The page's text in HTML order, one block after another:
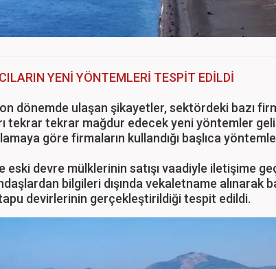
YENİ YÖNTEMLERİ TESPİT EDİLDİ
dönemde ulaşan şikayetler, sektördeki bazı
tekrar tekrar mağdur edecek yeni yöntemler
göre firmaların kullandığı başlıca
eski devre mülklerinin satışı vaadiyle iletişime
bilgileri dışında vekaletname alınarak
devirlerinin gerçekleştirildiği tespit edildi.